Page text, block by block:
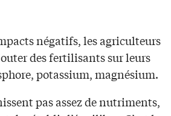
négatifs, les agriculteurs
des fertilisants sur leurs
potassium, magnésium.
pas assez de nutriments,